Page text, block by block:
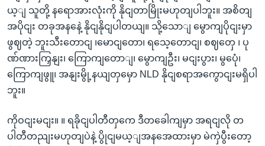
ယ့ျ သူတို့ နရောအားလုံးကို နိုငျတာမြိုးမဟုတျပါဘူး။ အစိတျ
အပိုငျး တခုအနနေဲ့ နိုငျနိုငျပါတယျ။ သို့သောျ မွောကျပိုငျးမှာ
ဖွဈတဲ့ ဘူးသီးတောငျ ၊မောငျတော၊ ရသေ့တောငျ၊ စဈတှေ ၊ ပု
ဏ်ဏားကြှနျး၊ ကြောကျတောျ၊ မွောကျဦး၊ မငျးပွား၊ မွပေုံ၊
ကြောကျဖွူ၊ အနျးမွို့နယျတှမှော NLD နိုငျစရာအကွောငျးမရှိပါ
ဘူး။
ကိုဝငျးမငျး။ ။ ရခိုငျပါတီတှကေ ဒီတခေါကျမှာ အရငျလို တ
ပါတီတညျးမဟုတျပဲနဲ့ ပွိုငျမယ့ျအနအေထားမှာ မဲကှဲပွီးတော့